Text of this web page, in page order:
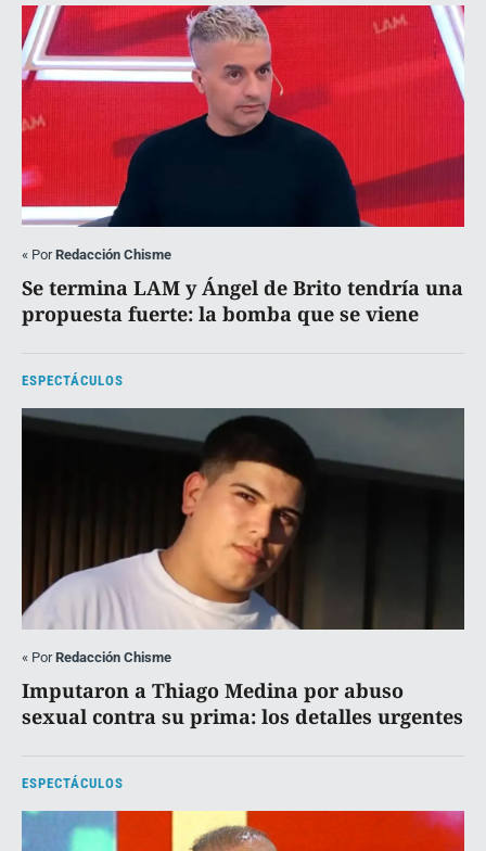
« PorRedacción Chisme
Se termina LAM y Ángel de Brito tendría una
propuesta fuerte: la bomba que se viene
ESPECTÁCULOS
« PorRedacción Chisme
Imputaron a Thiago Medina por abuso
sexual contra su prima: los detalles urgentes
ESPECTÁCULOS